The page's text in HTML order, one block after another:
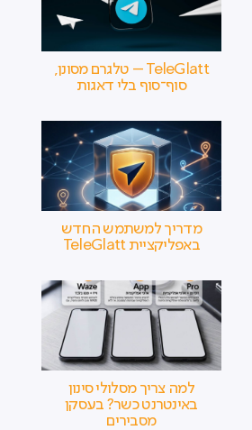
TeleGlatt – טלגרם מסונן,
סוף־סוף בלי דאגות
מדריך למשתמש החדש
באפליקציית TeleGlatt
למה צריך מסלולי סינון
באינטרנט כשר? בעסקן
מסבירים